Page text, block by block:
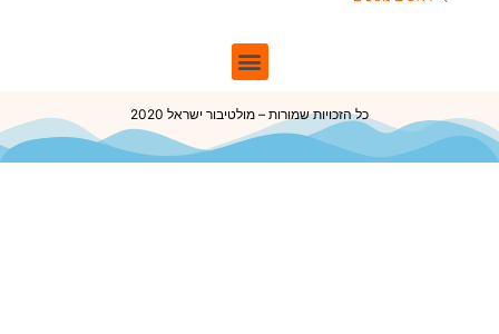
כל הזכויות שמורות – מולטיבור ישראל 2020